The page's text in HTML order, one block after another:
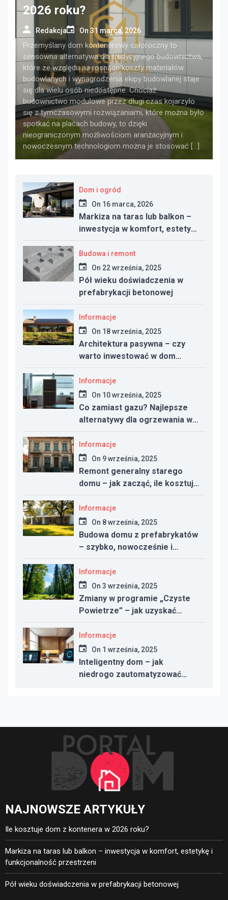
2026 roku?
Redakcja On 31 marca, 2026
Przemyślany dom kontenerowy całoroczny to
sensowna alternatywa dla tradycyjnego budownictwa,
które ze względu na rosnące koszty materiałów
budowlanych i wynagrodzenia ekipy budowlanej staje
się dla wielu osób niedostępne. Chociaż
budownictwo modułowe przez długi czas kojarzyło
się z tymczasowymi rozwiązaniami, które można było
spotkać na placach budowy, to dzięki
nieograniczonym możliwościom aranżacyjnym i
nowoczesnym technologiom można je stosować […]
Dom i ogród
On 16 marca, 2026
Markiza na taras lub balkon –
inwestycja w komfort, estetykę
i funkcjonalność przestrzeni
Budowa i remont
On 22 września, 2025
Pół wieku doświadczenia w
prefabrykacji betonowej
Informacje
On 18 września, 2025
Architektura pasywna – czy
warto inwestować w dom
energooszczędny?
Informacje
On 10 września, 2025
Co zamiast gazu? Najlepsze
alternatywy dla ogrzewania w
nowym domu
Informacje
On 9 września, 2025
Remont generalny starego
domu – jak zacząć, ile kosztuje
i na co uważać
Informacje
On 8 września, 2025
Budowa domu z prefabrykatów
– szybko, nowocześnie i
taniej?
Informacje
On 3 września, 2025
Zmiany w programie „Czyste
Powietrze” – jak uzyskać
dotację w 2025 roku
Informacje
On 1 września, 2025
Inteligentny dom – jak
niedrogo zautomatyzować
NAJNOWSZE ARTYKUŁY
Ile kosztuje dom z kontenera w 2026 roku?
Markiza na taras lub balkon – inwestycja w komfort, estetykę i
funkcjonalność przestrzeni
Pół wieku doświadczenia w prefabrykacji betonowej